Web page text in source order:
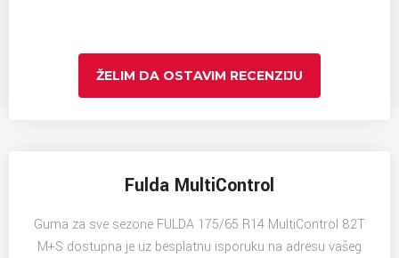
ŽELIM DA OSTAVIM RECENZIJU
Fulda MultiControl
Guma za sve sezone FULDA 175/65 R14 MultiControl 82T
M+S dostupna je uz besplatnu isporuku na adresu vašeg